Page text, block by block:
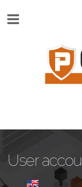
User